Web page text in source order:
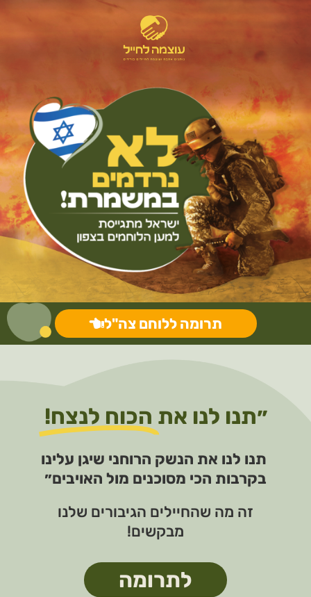
תרומה ללוחם צה"ל
״תנו לנו את הכוח לנצח!
תנו לנו את הנשק הרוחני שיגן עלינו
בקרבות הכי מסוכנים מול האויבים״
זה מה שהחיילים הגיבורים שלנו
מבקשים!
לתרומה